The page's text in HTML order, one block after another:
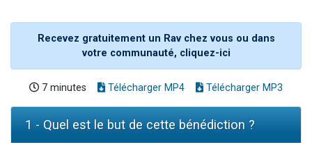
Recevez gratuitement un Rav chez vous ou dans
votre communauté, cliquez-ici
7 minutes Télécharger MP4 Télécharger MP3
1 - Quel est le but de cette bénédiction ?